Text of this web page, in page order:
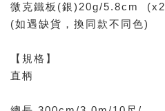
微克鐵板(銀)20g/5.8cm (x2
(如遇缺貨，換同款不同色)
【規格】
直柄